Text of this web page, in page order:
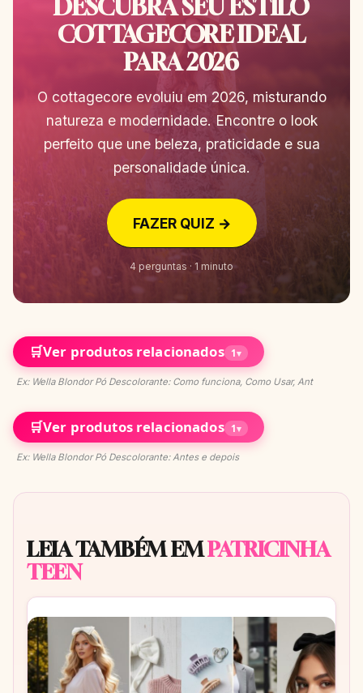
DESCUBRA SEU ESTILO
COTTAGECORE IDEAL
PARA 2026
O cottagecore evoluiu em 2026, misturando
natureza e modernidade. Encontre o look
perfeito que une beleza, praticidade e sua
personalidade única.
FAZER QUIZ →
4 perguntas · 1 minuto
🛒Ver produtos relacionados 1▾
Ex: Wella Blondor Pó Descolorante: Como funciona, Como Usar, Ant
🛒Ver produtos relacionados 1▾
Ex: Wella Blondor Pó Descolorante: Antes e depois
LEIA TAMBÉM EMPATRICINHA
TEEN